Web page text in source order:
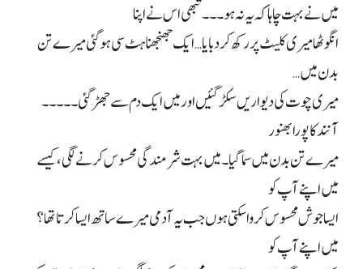
میں نے بہت چاہا کہ یہ نہ ہو۔۔۔ تبھی اس نے اپنا
انگوٹھا میری کلیٹ پر رکھ کر دبایا… ایک جھنجھناہٹ سی ہو گئی میرے تن
بدن میں…
میری چوت کی دیواریں سکڑ گئیں اور میں ایک دم سے جھڑ گئی۔۔۔۔۔
آنند کا پورا بھنور
میرے تن بدن میں سما گیا۔ میں بہت شرمندگی محسوس کرنے لگی، کیسے
میں اپنے آپ کو
ایسا جوش محسوس کروا سکتی ہوں جب یہ آدمی میرے ساتھ ایسا کرتا تھا؟
میں اپنے آپ کو